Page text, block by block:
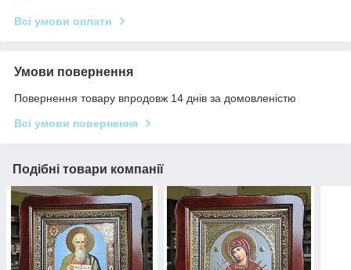
Всі умови оплати
Умови повернення
Повернення товару впродовж 14 днів за домовленістю
Всі умови повернення
Подібні товари компанії